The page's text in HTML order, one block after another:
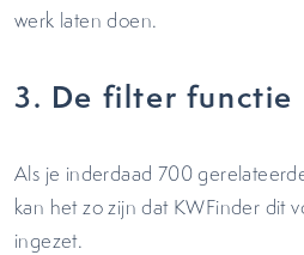
werk laten doen.
3. De filter functie
Als je inderdaad 700
kan het zo zijn dat KWFinder dit
ingezet.